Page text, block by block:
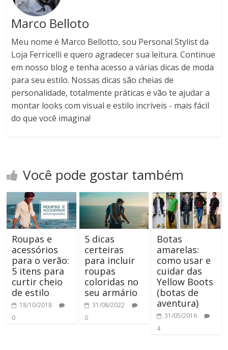
Marco Belloto
Meu nome é Marco Bellotto, sou Personal Stylist da
Loja Ferricelli e quero agradecer sua leitura. Continue
em nosso blog e tenha acesso a várias dicas de moda
para seu estilo. Nossas dicas são cheias de
personalidade, totalmente práticas e vão te ajudar a
montar looks com visual e estilo incríveis - mais fácil
do que você imagina!
Você pode gostar também
Roupas e
acessórios
para o verão:
5 itens para
curtir cheio
de estilo
18/10/2018
0
5 dicas
certeiras
para incluir
roupas
coloridas no
seu armário
31/08/2022
0
Botas
amarelas:
como usar e
cuidar das
Yellow Boots
(botas de
aventura)
31/05/2016
4